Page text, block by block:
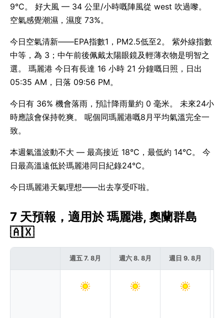
9°C。 好大風 — 34 公里/小時嘅陣風從 west 吹過嚟。
空氣感覺潮濕，濕度 73%。
今日空氣清新——EPA指數1，PM2.5低至2。 紫外線指數
中等，為 3；中午前後佩戴太陽眼鏡及輕薄衣物是明智之
選。 瑪麗港 今日有長達 16 小時 21 分鐘嘅日照，日出
05:35 AM，日落 09:56 PM。
今日有 36% 機會落雨，預計降雨量約 0 毫米。 未來24小
時應該會保持乾爽。 呢個同瑪麗港嘅8月平均氣溫完全一
致。
本週氣溫波動不大 — 最高接近 18°C，最低約 14°C。 今
日最高溫遠低於瑪麗港同日紀錄24°C。
今日瑪麗港天氣理想——出去享受吓啦。
7 天預報，適用於 瑪麗港, 奧蘭群島
🇦🇽
週五 7. 8月 週六 8. 8月 週日 9. 8月